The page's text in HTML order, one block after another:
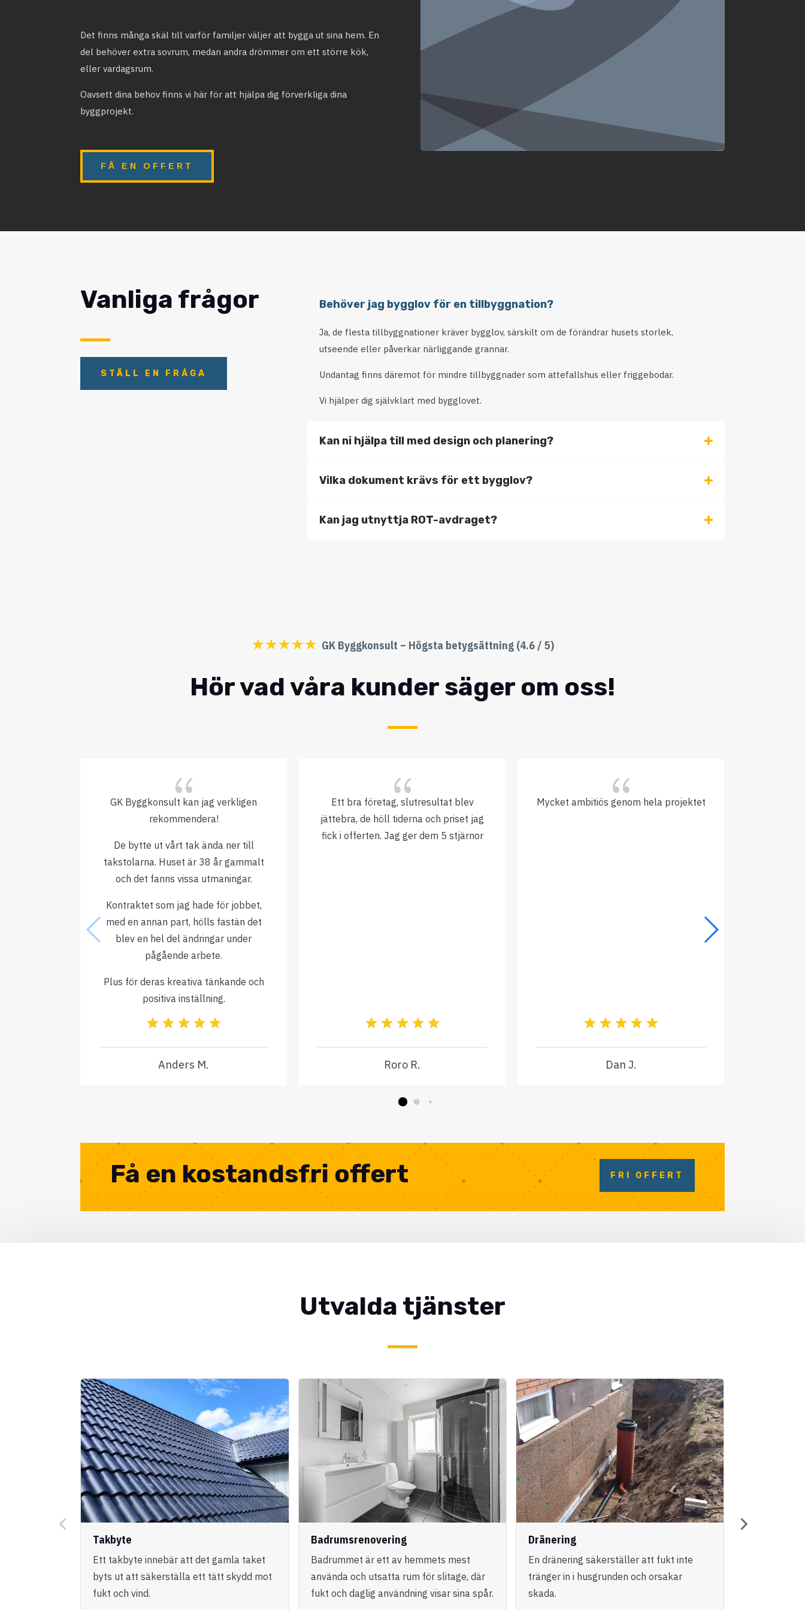
Det finns många skäl till varför familjer väljer att bygga ut sina hem. En
del behöver extra sovrum, medan andra drömmer om ett större kök,
eller vardagsrum.
Oavsett dina behov finns vi här för att hjälpa dig förverkliga dina
byggprojekt.
FÅ EN OFFERT
Vanliga frågor
STÄLL EN FRÅGA
Behöver jag bygglov för en tillbyggnation?
Ja, de flesta tillbyggnationer kräver bygglov, särskilt om de förändrar husets storlek,
utseende eller påverkar närliggande grannar.
Undantag finns däremot för mindre tillbyggnader som attefallshus eller friggebodar.
Vi hjälper dig självklart med bygglovet.
Kan ni hjälpa till med design och planering?
Vilka dokument krävs för ett bygglov?
Kan jag utnyttja ROT-avdraget?
☆☆☆☆☆ GK Byggkonsult – Högsta betygsättning (4.6 / 5)
Hör vad våra kunder säger om oss!
{
GK Byggkonsult kan jag verkligen
rekommendera!
De bytte ut vårt tak ända ner till
takstolarna. Huset är 38 år gammalt
och det fanns vissa utmaningar.
Kontraktet som jag hade för jobbet,
med en annan part, hölls fastän det
blev en hel del ändringar under
pågående arbete.
Plus för deras kreativa tänkande och
positiva inställning.
Anders M.
{
Ett bra företag, slutresultat blev
jättebra, de höll tiderna och priset jag
fick i offerten. Jag ger dem 5 stjärnor
Roro R.
{
Mycket ambitiös genom hela projektet
Dan J.
Få en kostandsfri offert FRI OFFERT
Utvalda tjänster
Takbyte
Ett takbyte innebär att det gamla taket
byts ut att säkerställa ett tätt skydd mot
fukt och vind.
Badrumsrenovering
Badrummet är ett av hemmets mest
använda och utsatta rum för slitage, där
fukt och daglig användning visar sina spår.
Dränering
En dränering säkerställer att fukt inte
tränger in i husgrunden och orsakar
skada.